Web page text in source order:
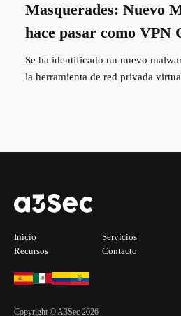
Masquerades: Nuevo
hace pasar como VPN
Se ha identificado un nuevo
la herramienta de red privada
Inicio Servicios
Recursos
Contacto
Copyright © A3Sec 2026